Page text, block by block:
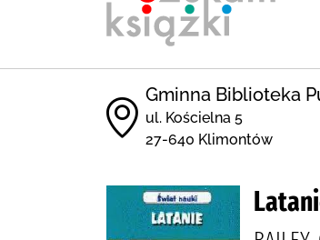
Gminna Biblioteka
ul. Kościelna 5
27-640 Klimontów